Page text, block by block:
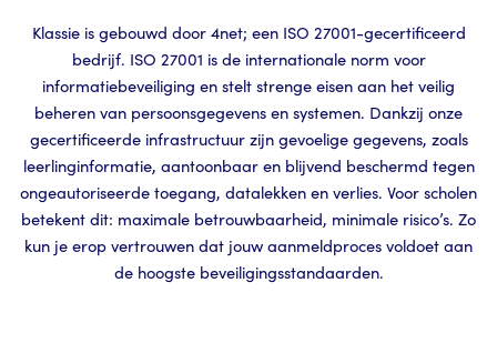
Klassie is gebouwd door 4net; een ISO 27001-gecertificeerd
bedrijf. ISO 27001 is de internationale norm voor
informatiebeveiliging en stelt strenge eisen aan het veilig
beheren van persoonsgegevens en systemen. Dankzij onze
gecertificeerde infrastructuur zijn gevoelige gegevens, zoals
leerlinginformatie, aantoonbaar en blijvend beschermd tegen
ongeautoriseerde toegang, datalekken en verlies. Voor scholen
betekent dit: maximale betrouwbaarheid, minimale risico’s. Zo
kun je erop vertrouwen dat jouw aanmeldproces voldoet aan
de hoogste beveiligingsstandaarden.